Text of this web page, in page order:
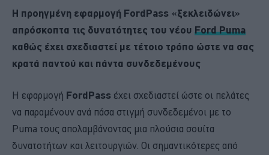
Η προηγμένη εφαρμογή FordPass «ξεκλειδώνει»
απρόσκοπτα τις δυνατότητες του νέου Ford Puma
καθώς έχει σχεδιαστεί με τέτοιο τρόπο ώστε να σας
κρατά παντού και πάντα συνδεδεμένους
Η εφαρμογή FordPass έχει σχεδιαστεί ώστε οι πελάτες
να παραμένουν ανά πάσα στιγμή συνδεδεμένοι με το
Puma τους απολαμβάνοντας μια πλούσια σουίτα
δυνατοτήτων και λειτουργιών. Οι σημαντικότερες από